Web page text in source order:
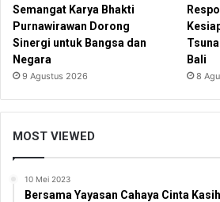
Semangat Karya Bhakti
Purnawirawan Dorong
Sinergi untuk Bangsa dan
Negara
9 Agustus 2026
Bali
8
MOST VIEWED
10 Mei 2023
Bersama Yayasan Cahaya Cinta